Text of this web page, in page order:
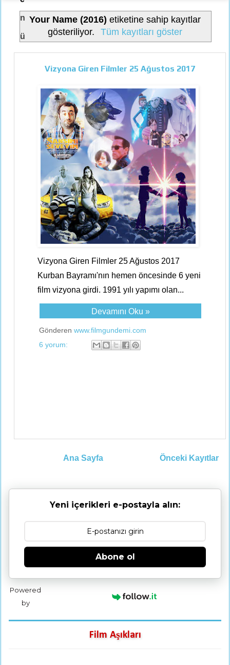
n
ü
Your Name (2016) etiketine sahip kayıtlar
gösteriliyor.
Tüm kayıtları göster
Vizyona Giren Filmler 25 Ağustos 2017
Vizyona Giren Filmler 25 Ağustos 2017
Kurban Bayramı'nın hemen öncesinde 6 yeni
film vizyona girdi. 1991 yılı yapımı olan...
Devamını Oku »
Gönderen www.filmgundemi.com
6 yorum:
Önceki Kayıtlar
Ana Sayfa
Yeni içerikleri e-postayla alın:
Abone ol
Powered
by
Film Aşıkları